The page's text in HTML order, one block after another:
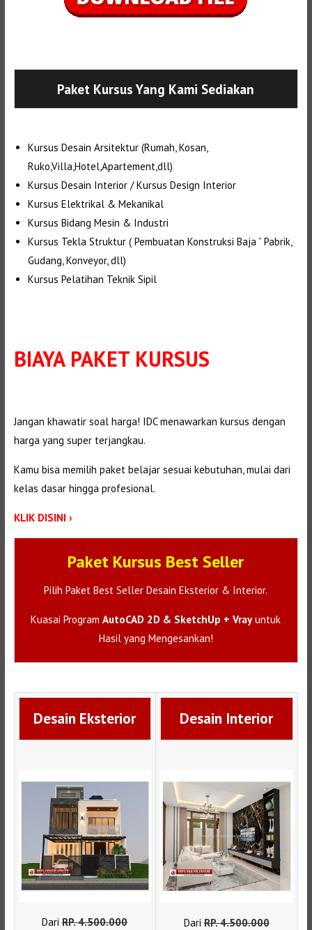
Paket Kursus Yang Kami Sediakan
Kursus Desain Arsitektur (Rumah, Kosan,
Ruko,Villa,Hotel,Apartement,dll)
Kursus Desain Interior / Kursus Design Interior
Kursus Elektrikal & Mekanikal
Kursus Bidang Mesin & Industri
Kursus Tekla Struktur ( Pembuatan Konstruksi Baja ” Pabrik,
Gudang, Konveyor, dll)
Kursus Pelatihan Teknik Sipil
BIAYA PAKET KURSUS
Jangan khawatir soal harga! IDC menawarkan kursus dengan
harga yang super terjangkau.
Kamu bisa memilih paket belajar sesuai kebutuhan, mulai dari
kelas dasar hingga profesional.
KLIK DISINI ›
Paket Kursus Best Seller
Pilih Paket Best Seller Desain Eksterior & Interior.
Kuasai ProgramAutoCAD 2D & SketchUp + Vrayuntuk
Hasil yang Mengesankan!
Desain Eksterior
DariRP.4.500.000
Desain Interior
DariRP.4.500.000